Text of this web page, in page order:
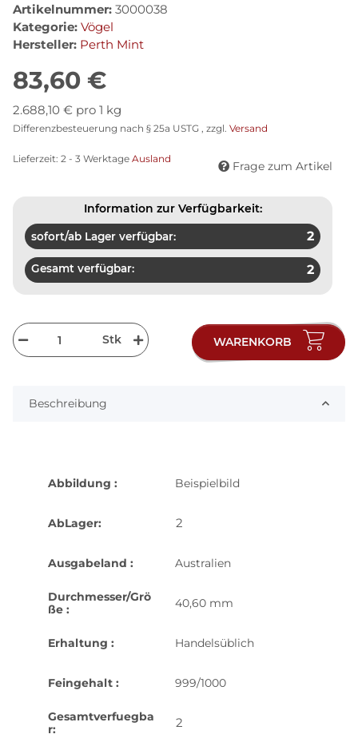
Artikelnummer: 3000038
Kategorie: Vögel
Hersteller: Perth Mint
83,60 €
2.688,10 € pro 1 kg
Differenzbesteuerung nach § 25a USTG , zzgl. Versand
Lieferzeit: 2 - 3 Werktage Ausland
Frage zum Artikel
Information zur Verfügbarkeit:
sofort/ab Lager verfügbar: 2
Gesamt verfügbar: 2
Stk WARENKORB
Beschreibung
Abbildung : Beispielbild
AbLager: 2
Ausgabeland : Australien
Durchmesser/Grö
ße :
40,60 mm
Erhaltung : Handelsüblich
Feingehalt : 999/1000
Gesamtverfuegba
r:
2